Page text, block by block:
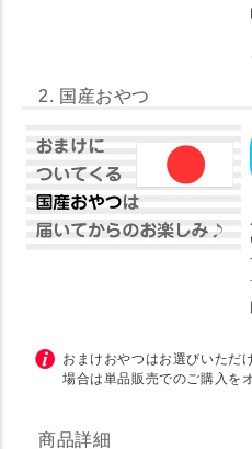
2. 国産おやつ
おまけおやつはお選びいただ
場合は単品販売でのご購入を
商品詳細